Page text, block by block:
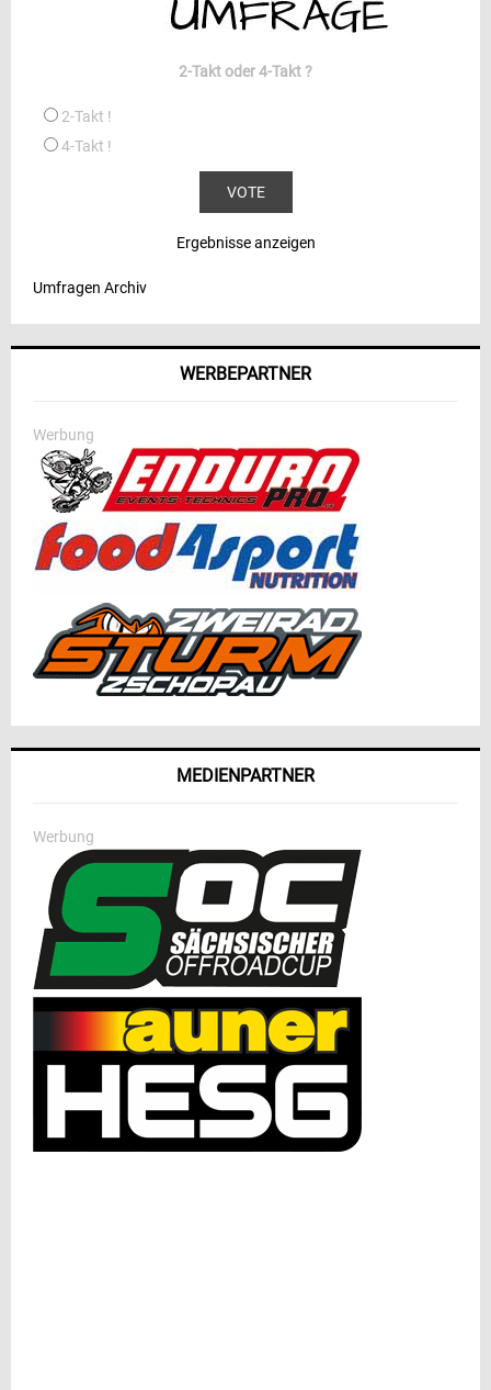
2-Takt oder 4-Takt ?
2-Takt !
4-Takt !
Ergebnisse anzeigen
Umfragen Archiv
WERBEPARTNER
Werbung
MEDIENPARTNER
Werbung